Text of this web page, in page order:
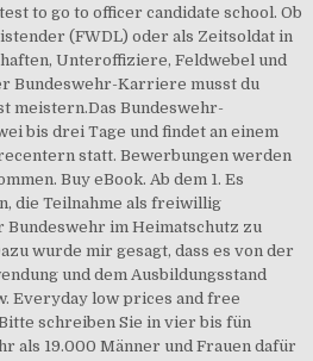
to go to officer candidate school. Ob
(FWDL) oder als Zeitsoldat in
Unteroffiziere, Feldwebel und
Bundeswehr-Karriere musst du
meistern.Das Bundeswehr-
bis drei Tage und findet an einem
statt. Bewerbungen werden
Buy eBook. Ab dem 1. Es
die Teilnahme als freiwillig
im Heimatschutz zu
wurde mir gesagt, dass es von der
und dem Ausbildungsstand
Everyday low prices and free
schreiben Sie in vier bis fün
als 19.000 Männer und Frauen dafür